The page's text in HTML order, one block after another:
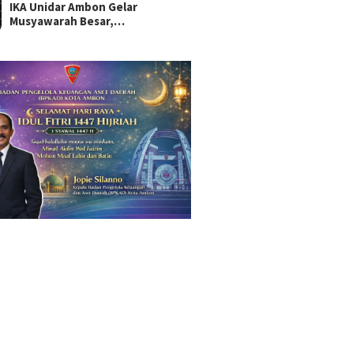
IKA Unidar Ambon Gelar
Musyawarah Besar,…